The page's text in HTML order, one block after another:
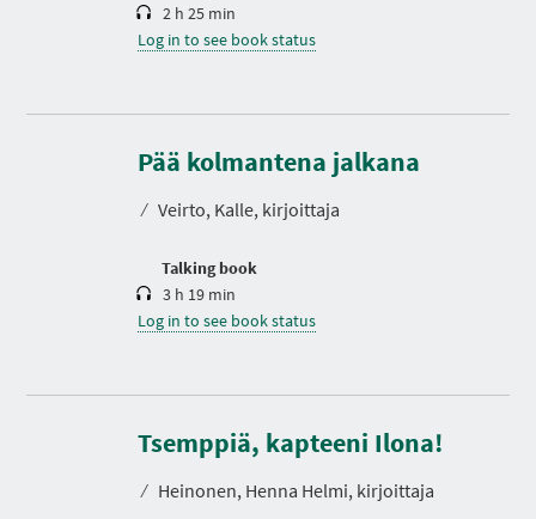
2 h 25 min
Log in to see book status
Pää kolmantena jalkana
⁄ Veirto, Kalle, kirjoittaja
Talking book
D
r
a
i
3 h 19 min
Log in to see book status
Tsemppiä, kapteeni Ilona!
⁄ Heinonen, Henna Helmi, kirjoittaja
D
r
a
i